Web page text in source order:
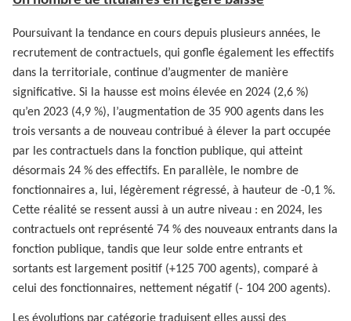
Poursuivant la tendance en cours depuis plusieurs années, le
recrutement de contractuels, qui gonfle également les effectifs
dans la territoriale, continue d’augmenter de manière
significative. Si la hausse est moins élevée en 2024 (2,6 %)
qu’en 2023 (4,9 %), l’augmentation de 35 900 agents dans les
trois versants a de nouveau contribué à élever la part occupée
par les contractuels dans la fonction publique, qui atteint
désormais 24 % des effectifs. En parallèle, le nombre de
fonctionnaires a, lui, légèrement régressé, à hauteur de -0,1 %.
Cette réalité se ressent aussi à un autre niveau : en 2024, les
contractuels ont représenté 74 % des nouveaux entrants dans la
fonction publique, tandis que leur solde entre entrants et
sortants est largement positif (+125 700 agents), comparé à
celui des fonctionnaires, nettement négatif (- 104 200 agents).